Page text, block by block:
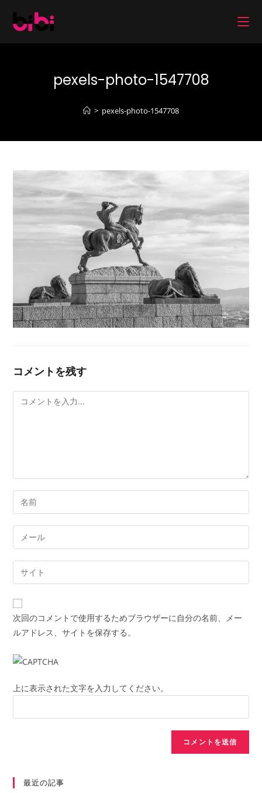
プ
pexels-photo-1547708
> pexels-photo-1547708
コメントを残す
Enter
your
name
comment
Enter
your
email
address
comment
Enter
your
website
URL
(optional)
次回のコメントで使用するためブラウザーに自分の名前、メー
ルアドレス、サイトを保存する。
上に表示された文字を入力してください。
最近の記事